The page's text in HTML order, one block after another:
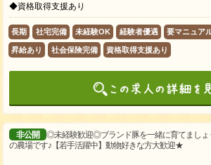
◆資格取得支援あり
長期 社宅完備 未経験OK 経験者優遇 要マニュア
昇給あり 社会保険完備 資格取得支援あり
非公開
◎未経験歓迎◎ブランド豚を一緒に育てましょ
の農場です♪【若手活躍中】動物好きな方大歓迎★